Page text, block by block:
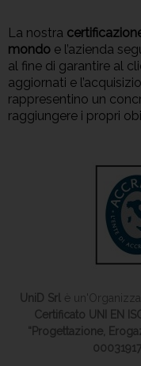
La nostra
mondo e l’azienda
al fine di garantire al
aggiornati e
rappresentino un
raggiungere i propri
UniD Srl è
Certificato UNI EN
“Progettazione,